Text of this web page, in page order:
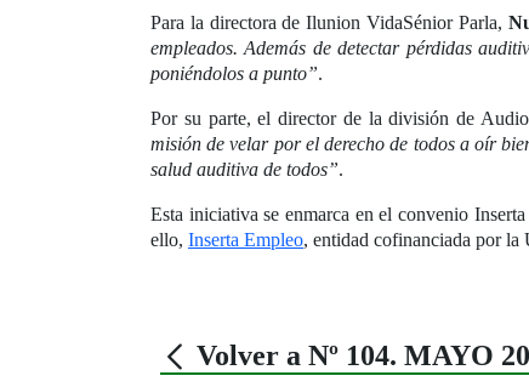
Para la directora de Ilunion VidaSénior Parla,
empleados. Además de detectar pérdidas
poniéndolos a punto”.
Por su parte, el director de la división de
misión de velar por el derecho de todos a oír
salud auditiva de todos”.
Esta iniciativa se enmarca en el convenio
ello, Inserta Empleo, entidad cofinanciada por la
Volver a Nº 104. MAYO